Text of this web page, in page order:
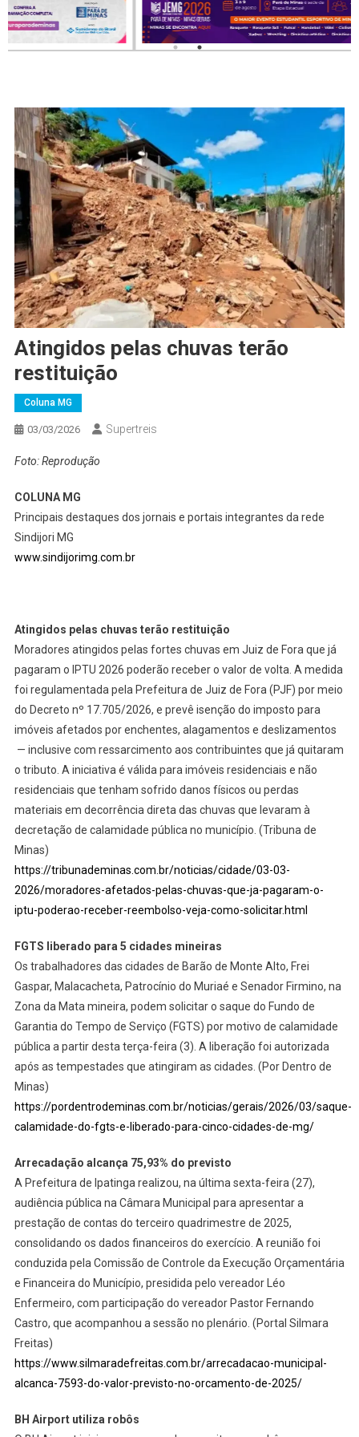
Atingidos pelas chuvas terão
restituição
Coluna MG
03/03/2026 Supertreis
Foto: Reprodução
COLUNA MG
Principais destaques dos jornais e portais integrantes da rede
Sindijori MG
www.sindijorimg.com.br
Atingidos pelas chuvas terão restituição
Moradores atingidos pelas fortes chuvas em Juiz de Fora que já
pagaram o IPTU 2026 poderão receber o valor de volta. A medida
foi regulamentada pela Prefeitura de Juiz de Fora (PJF) por meio
do Decreto nº 17.705/2026, e prevê isenção do imposto para
imóveis afetados por enchentes, alagamentos e deslizamentos
— inclusive com ressarcimento aos contribuintes que já quitaram
o tributo. A iniciativa é válida para imóveis residenciais e não
residenciais que tenham sofrido danos físicos ou perdas
materiais em decorrência direta das chuvas que levaram à
decretação de calamidade pública no município. (Tribuna de
Minas)
https://tribunademinas.com.br/noticias/cidade/03-03-
2026/moradores-afetados-pelas-chuvas-que-ja-pagaram-o-
iptu-poderao-receber-reembolso-veja-como-solicitar.html
FGTS liberado para 5 cidades mineiras
Os trabalhadores das cidades de Barão de Monte Alto, Frei
Gaspar, Malacacheta, Patrocínio do Muriaé e Senador Firmino, na
Zona da Mata mineira, podem solicitar o saque do Fundo de
Garantia do Tempo de Serviço (FGTS) por motivo de calamidade
pública a partir desta terça-feira (3). A liberação foi autorizada
após as tempestades que atingiram as cidades. (Por Dentro de
Minas)
https://pordentrodeminas.com.br/noticias/gerais/2026/03/saque-
calamidade-do-fgts-e-liberado-para-cinco-cidades-de-mg/
Arrecadação alcança 75,93% do previsto
A Prefeitura de Ipatinga realizou, na última sexta-feira (27),
audiência pública na Câmara Municipal para apresentar a
prestação de contas do terceiro quadrimestre de 2025,
consolidando os dados financeiros do exercício. A reunião foi
conduzida pela Comissão de Controle da Execução Orçamentária
e Financeira do Município, presidida pelo vereador Léo
Enfermeiro, com participação do vereador Pastor Fernando
Castro, que acompanhou a sessão no plenário. (Portal Silmara
Freitas)
https://www.silmaradefreitas.com.br/arrecadacao-municipal-
alcanca-7593-do-valor-previsto-no-orcamento-de-2025/
BH Airport utiliza robôs